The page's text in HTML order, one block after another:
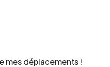
mes déplacements !